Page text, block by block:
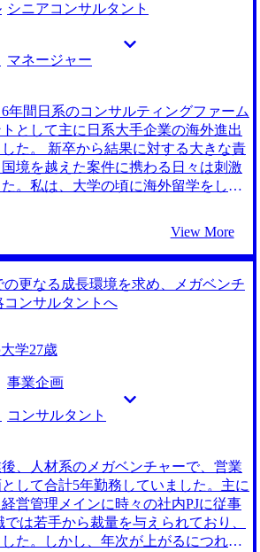
シニアコンサルタント
マネージャー
年間日系のコンサルティングファーム
として主に日系大手企業の海外進出
た。 新卒から結果に対する大きな責
境を越えた案件に携わる日々は刺激
。私は、大学の頃に海外留学をした
後職位が上がり営業目標も達成しない
に、この先現在ほどクライアントと
プレーヤーとして働けないのだろう
ンが下がるのではと思ってしまいま
に課題解決に専念し、海外をフィー
に、やはりデリバリーに関わる時間
われて過ごしてしまっていると伺い
バリーと営業活動の裁量が与えられ
らしいとも聞きました。そのファー
もクライアントとともに海外をフィ
MyVisionさんを含め2社と話しまし
業界知識が他社と比べて非常に多いこ
自身も少し下調べしてから初回面談
こでは「職位が上がってもデリバリ
海外案件に携われる」という自身の
View More
更なる成長環境を求め、メガベンチ
コンサルタントへ
学27歳
事業企画
コンサルタント
、人材系のメガベンチャーで、営業
して合計5年勤務していました。主に
営管理メインに時々の社内PJに従事
は若手から裁量を与えられており、
た。しかし、年次が上がるにつれ